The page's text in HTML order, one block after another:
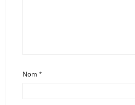
Nom *